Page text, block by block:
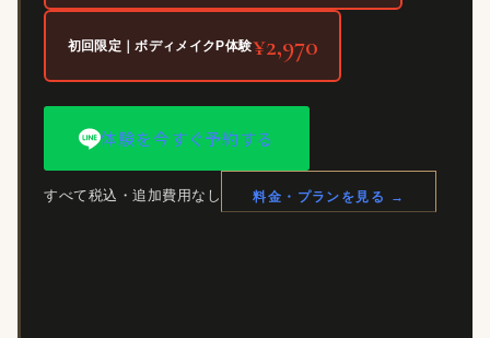
初回限定｜ボディメイクP体験¥2,970
体験を今すぐ予約する
すべて税込・追加費用なし 料金・プランを見る →